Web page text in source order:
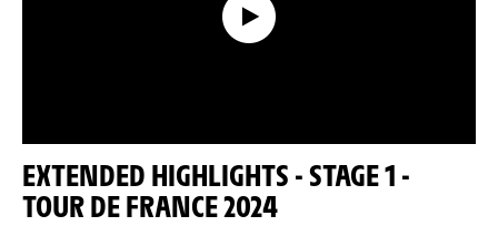
EXTENDED HIGHLIGHTS - STAGE 1 -
TOUR DE FRANCE 2024